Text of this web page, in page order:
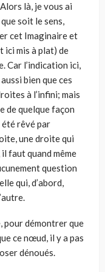
là, je vous ai
soit le sens,
cet Imaginaire et
ici mis à plat) de
Car l’indication ici,
bien que ces
à l’infini; mais
de quelque façon
été rêvé par
une droite qui
faut quand même
question
qui, d’abord,
pour démontrer que
ce nœud, il y a pas
dénoués.